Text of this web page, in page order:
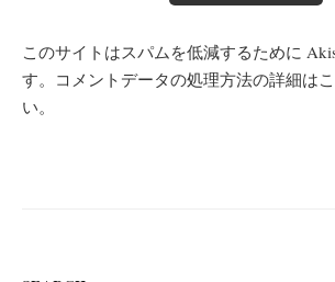
このサイトはスパムを低減するために
す。 コメントデータの処理方法の詳細は
い。